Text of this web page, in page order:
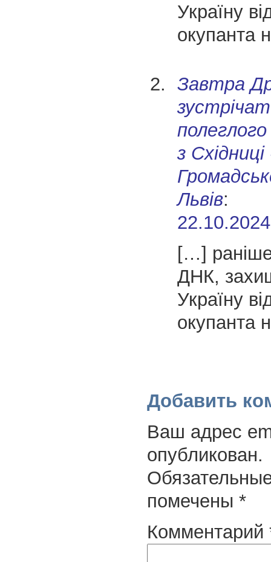
Україну
окупанта
Завтра
полеглого
з Східниці
Львів:
[…]
ДНК,
Україну
окупанта
Добавить
Ваш адрес
опубликован.
помечены *
Комментарий